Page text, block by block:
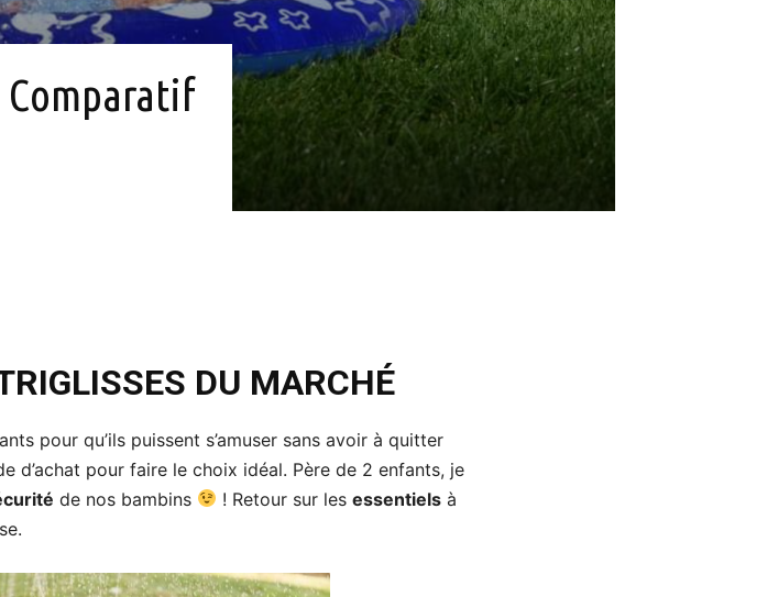
DU MARCHÉ
pour qu’ils puissent s’amuser sans avoir à quitter
d’achat pour faire le choix idéal. Père de 2 enfants, je
de nos bambins ! Retour sur lesessentiels à